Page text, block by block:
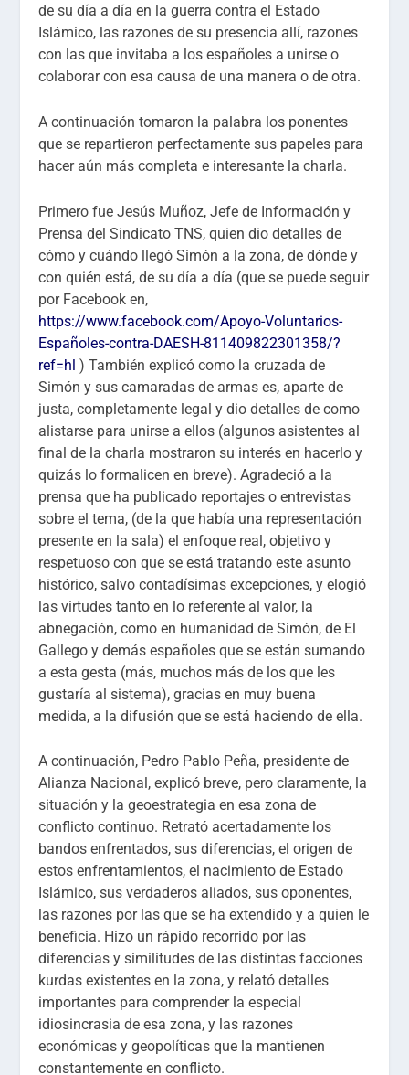
de su día a día en la guerra contra el Estado
Islámico, las razones de su presencia allí, razones
con las que invitaba a los españoles a unirse o
colaborar con esa causa de una manera o de otra.
A continuación tomaron la palabra los ponentes
que se repartieron perfectamente sus papeles para
hacer aún más completa e interesante la charla.
Primero fue Jesús Muñoz, Jefe de Información y
Prensa del Sindicato TNS, quien dio detalles de
cómo y cuándo llegó Simón a la zona, de dónde y
con quién está, de su día a día (que se puede seguir
por Facebook en,
https://www.facebook.com/Apoyo-Voluntarios-
Españoles-contra-DAESH-811409822301358/?
ref=hl ) También explicó como la cruzada de
Simón y sus camaradas de armas es, aparte de
justa, completamente legal y dio detalles de como
alistarse para unirse a ellos (algunos asistentes al
final de la charla mostraron su interés en hacerlo y
quizás lo formalicen en breve). Agradeció a la
prensa que ha publicado reportajes o entrevistas
sobre el tema, (de la que había una representación
presente en la sala) el enfoque real, objetivo y
respetuoso con que se está tratando este asunto
histórico, salvo contadísimas excepciones, y elogió
las virtudes tanto en lo referente al valor, la
abnegación, como en humanidad de Simón, de El
Gallego y demás españoles que se están sumando
a esta gesta (más, muchos más de los que les
gustaría al sistema), gracias en muy buena
medida, a la difusión que se está haciendo de ella.
A continuación, Pedro Pablo Peña, presidente de
Alianza Nacional, explicó breve, pero claramente, la
situación y la geoestrategia en esa zona de
conflicto continuo. Retrató acertadamente los
bandos enfrentados, sus diferencias, el origen de
estos enfrentamientos, el nacimiento de Estado
Islámico, sus verdaderos aliados, sus oponentes,
las razones por las que se ha extendido y a quien le
beneficia. Hizo un rápido recorrido por las
diferencias y similitudes de las distintas facciones
kurdas existentes en la zona, y relató detalles
importantes para comprender la especial
idiosincrasia de esa zona, y las razones
económicas y geopolíticas que la mantienen
constantemente en conflicto.